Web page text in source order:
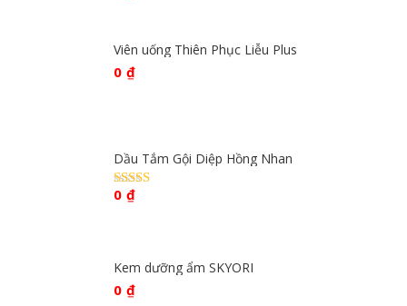
Viên uống Thiên Phục Liễu Plus
0 ₫
Dầu Tắm Gội Diệp Hồng Nhan
Được xếp
0 ₫
Kem dưỡng ẩm SKYORI
0 ₫